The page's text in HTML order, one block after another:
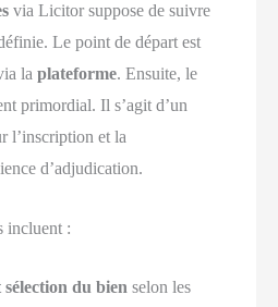
via Licitor suppose de suivre
Le point de départ est
laplateforme. Ensuite, le
primordial. Il s’agit d’un
l’inscription et la
d’adjudication.
incluent :
sélection du bien selon les